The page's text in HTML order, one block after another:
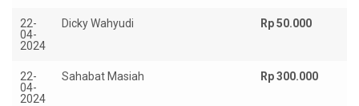
22-
04-
2024
Dicky Wahyudi Rp 50.000
22-
04-
2024
Sahabat Masiah Rp 300.000